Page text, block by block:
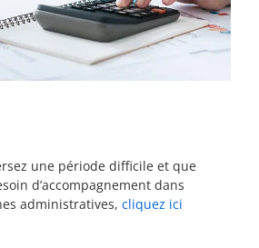
une période difficile et que
d’accompagnement dans
administratives,cliquez ici